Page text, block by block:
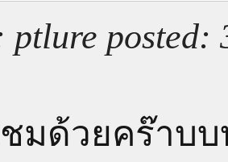
posted:
มด้วยคร๊าบ